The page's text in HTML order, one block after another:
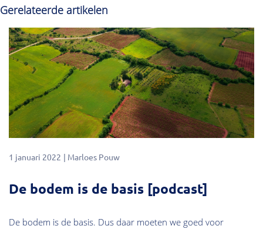
Gerelateerde artikelen
1 januari 2022 Marloes Pouw
De bodem is de basis [podcast]
De bodem is de basis. Dus daar moeten we goed voor